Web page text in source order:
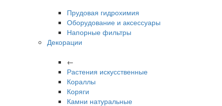
Прудовая гидрохимия
Оборудование и аксессуары
Напорные фильтры
Декорации
←
Растения искусственные
Кораллы
Коряги
Камни натуральные